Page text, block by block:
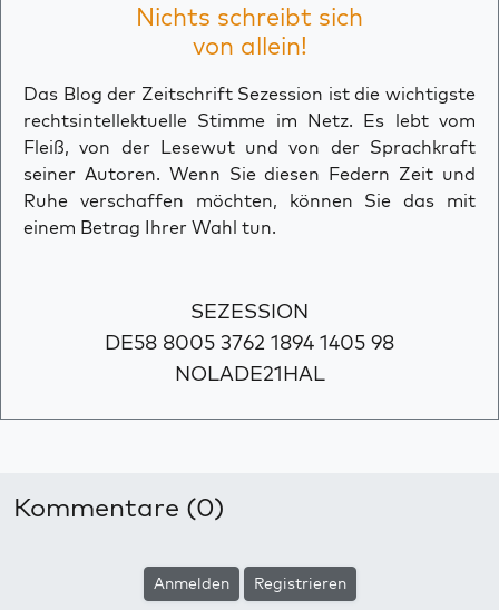
Nichts schreibt sich
von allein!
Das Blog der Zeitschrift Sezession ist die wichtigste
rechtsintellektuelle Stimme im Netz. Es lebt vom
Fleiß, von der Lesewut und von der Sprachkraft
seiner Autoren. Wenn Sie diesen Federn Zeit und
Ruhe verschaffen möchten, können Sie das mit
einem Betrag Ihrer Wahl tun.
SEZESSION
DE58 8005 3762 1894 1405 98
NOLADE21HAL
Kommentare (0)
Anmelden Registrieren